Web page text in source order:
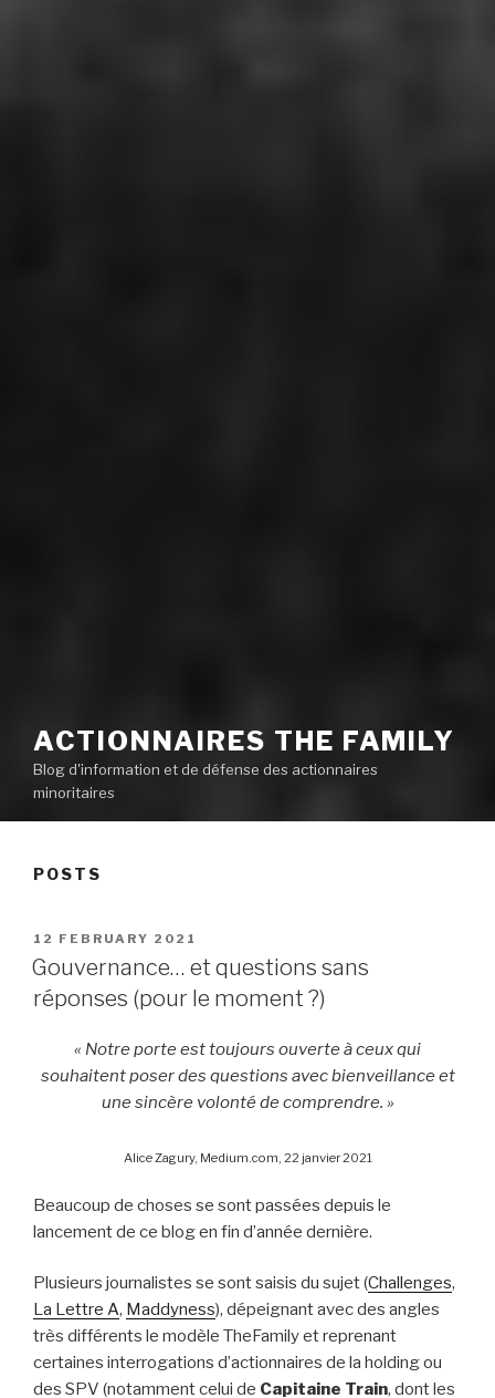
ACTIONNAIRES THE FAMILY
Blog d'information et de défense des actionnaires
minoritaires
POSTS
POSTED
ON
12 FEBRUARY 2021
Gouvernance… et questions sans
réponses (pour le moment ?)
« Notre porte est toujours ouverte à ceux qui
souhaitent poser des questions avec bienveillance et
une sincère volonté de comprendre. »
Alice Zagury, Medium.com, 22 janvier 2021
Beaucoup de choses se sont passées depuis le
lancement de ce blog en fin d’année dernière.
Plusieurs journalistes se sont saisis du sujet (Challenges,
La Lettre A, Maddyness), dépeignant avec des angles
très différents le modèle TheFamily et reprenant
certaines interrogations d’actionnaires de la holding ou
des SPV (notamment celui de Capitaine Train, dont les